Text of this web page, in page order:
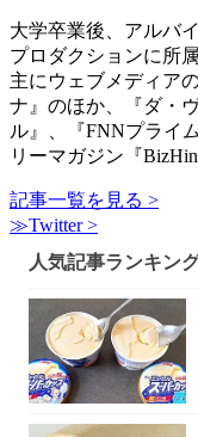
大学卒業後、アルバ
プロダクションに所
主にウェブメディア
ナ』のほか、『ダ・
ル』、『FNNプライ
リーマガジン『
記事一覧を見る >
≫Twitter >
人気記事ランキン